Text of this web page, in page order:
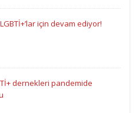
için devam ediyor!
dernekleri pandemide